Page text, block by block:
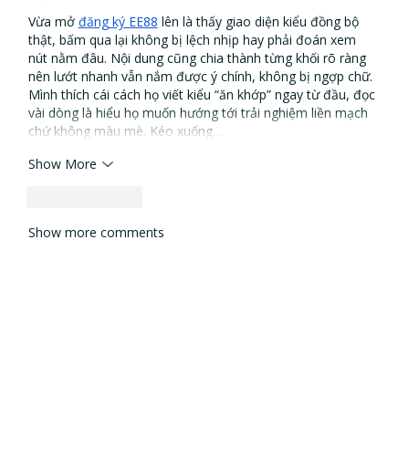
Vừa mở đăng ký EE88 lên là thấy giao diện kiểu đồng bộ
thật, bấm qua lại không bị lệch nhịp hay phải đoán xem
nút nằm đâu. Nội dung cũng chia thành từng khối rõ ràng
nên lướt nhanh vẫn nắm được ý chính, không bị ngợp chữ.
Mình thích cái cách họ viết kiểu “ăn khớp” ngay từ đầu, đọc
vài dòng là hiểu họ muốn hướng tới trải nghiệm liền mạch
chứ không màu mè. Kéo xuống…
Show More
Show more comments